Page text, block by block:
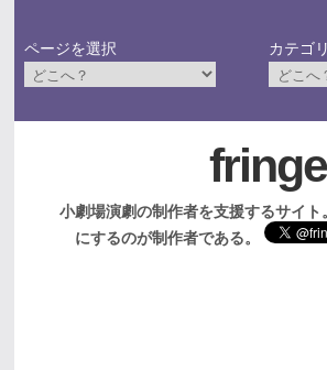
ページを選択 カテゴ
fringe
小劇場演劇の制作者を支援するサイト
にするのが制作者である。